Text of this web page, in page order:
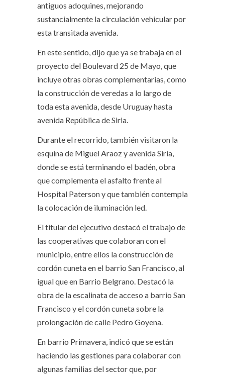
antiguos adoquines, mejorando
sustancialmente la circulación vehicular por
esta transitada avenida.
En este sentido, dijo que ya se trabaja en el
proyecto del Boulevard 25 de Mayo, que
incluye otras obras complementarias, como
la construcción de veredas a lo largo de
toda esta avenida, desde Uruguay hasta
avenida República de Siria.
Durante el recorrido, también visitaron la
esquina de Miguel Araoz y avenida Siria,
donde se está terminando el badén, obra
que complementa el asfalto frente al
Hospital Paterson y que también contempla
la colocación de iluminación led.
El titular del ejecutivo destacó el trabajo de
las cooperativas que colaboran con el
municipio, entre ellos la construcción de
cordón cuneta en el barrio San Francisco, al
igual que en Barrio Belgrano. Destacó la
obra de la escalinata de acceso a barrio San
Francisco y el cordón cuneta sobre la
prolongación de calle Pedro Goyena.
En barrio Primavera, indicó que se están
haciendo las gestiones para colaborar con
algunas familias del sector que, por